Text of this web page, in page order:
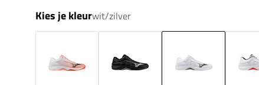
Kies je kleurwit/zilver